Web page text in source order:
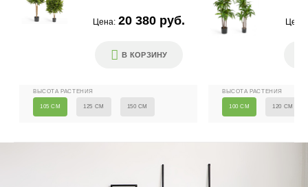
Цена: 20 380 руб.
В КОРЗИНУ
ВЫСОТА РАСТЕНИЯ
105 СМ 125 СМ 150 СМ
Цена:
ВЫСОТА РАСТЕНИЯ
100 СМ 120 СМ